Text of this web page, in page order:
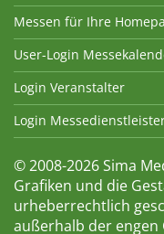
Messen für Ihre
User-Login
Login Veranstalter
Login
© 2008-2026 Sima
Grafiken und die
urheberrechtlich
außerhalb der engen